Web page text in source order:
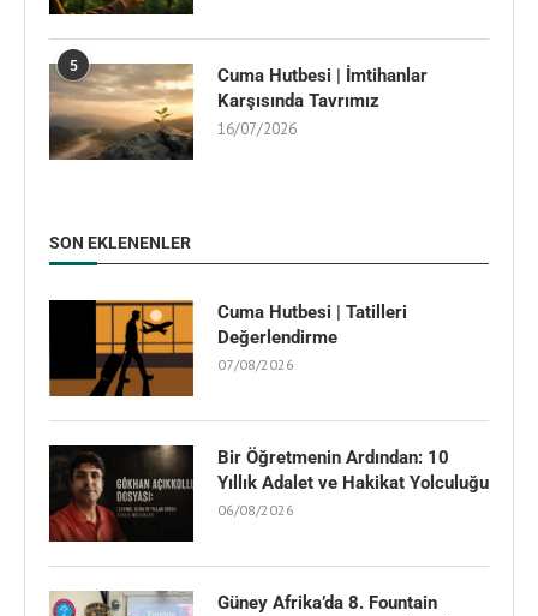
5
Cuma Hutbesi | İmtihanlar
Karşısında Tavrımız
16/07/2026
SON EKLENENLER
Cuma Hutbesi | Tatilleri
Değerlendirme
07/08/2026
Bir Öğretmenin Ardından: 10
Yıllık Adalet ve Hakikat Yolculuğu
06/08/2026
Güney Afrika’da 8. Fountain